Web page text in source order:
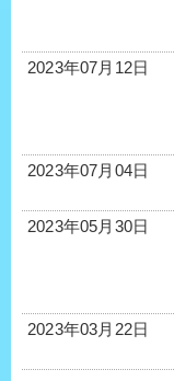
2023年07月12日
2023年07月04日
2023年05月30日
2023年03月22日